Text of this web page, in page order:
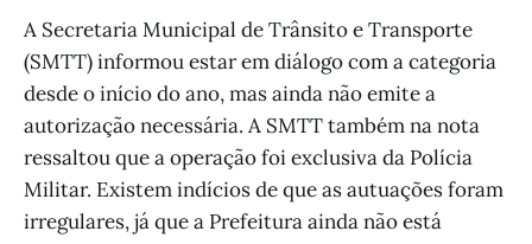
A Secretaria Municipal de Trânsito e Transporte
(SMTT) informou estar em diálogo com a categoria
desde o início do ano, mas ainda não emite a
autorização necessária. A SMTT também na nota
ressaltou que a operação foi exclusiva da Polícia
Militar. Existem indícios de que as autuações foram
irregulares, já que a Prefeitura ainda não está